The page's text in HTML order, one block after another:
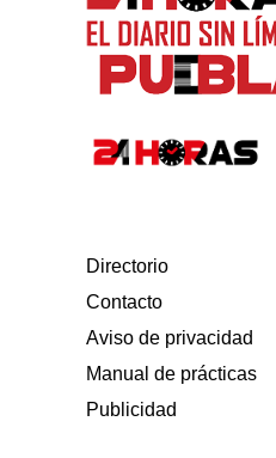
Directorio
Contacto
Aviso de privacidad
Manual de prácticas
Publicidad